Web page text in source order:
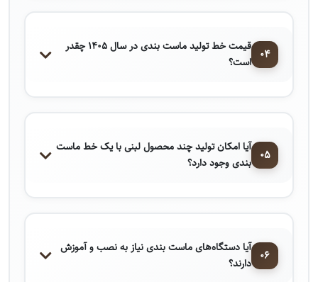
۰۴
قیمت خط تولید ماست ‌بندی در سال ۱۴۰۵ چقدر
است؟
۰۵ آیا امکان تولید چند محصول لبنی با یک خط ماست
‌بندی وجود دارد؟
۰۶ آیا دستگاه‌های ماست ‌بندی نیاز به نصب و آموزش
دارند؟